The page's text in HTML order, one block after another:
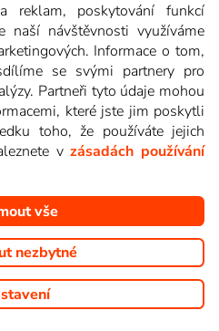
tomto webu jsou zobrazovány
můžete sledovat v Lepší.TV.
reklam, poskytování funkcí
naší návštěvnosti využíváme
Informace o tom,
se svými partnery pro
Partneři tyto údaje mohou
které jste jim poskytli
toho, že používáte jejich
vzásadách používání
vše
nezbytné